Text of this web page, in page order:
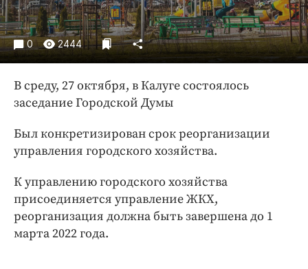
Спорт
Экономика и бизнес
ПРОЕКТЫ
Блоги
Издания
Медиаперсона
Интересное чтиво
Бренд года
Работодатель года
0 2444
В среду, 27 октября, в Калуге состоялось
заседание Городской Думы
Был конкретизирован срок реорганизации
управления городского хозяйства.
К управлению городского хозяйства
присоединяется управление ЖКХ,
реорганизация должна быть завершена до 1
марта 2022 года.